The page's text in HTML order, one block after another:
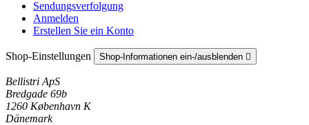
Sendungsverfolgung
Anmelden
Erstellen Sie ein Konto
Shop-Einstellungen Shop-Informationen ein-/ausblenden 
Bellistri ApS
Bredgade 69b
1260 København K
Dänemark